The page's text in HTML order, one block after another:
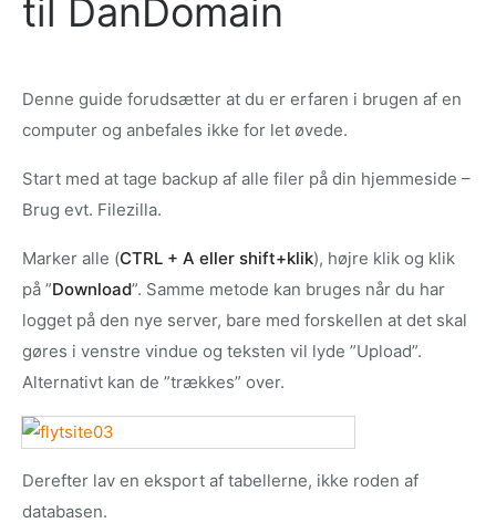
til DanDomain
Denne guide forudsætter at du er erfaren i brugen af en
computer og anbefales ikke for let øvede.
Start med at tage backup af alle filer på din hjemmeside –
Brug evt. Filezilla.
Marker alle (CTRL + A eller shift+klik), højre klik og klik
på ”Download”. Samme metode kan bruges når du har
logget på den nye server, bare med forskellen at det skal
gøres i venstre vindue og teksten vil lyde ”Upload”.
Alternativt kan de ”trækkes” over.
Derefter lav en eksport af tabellerne, ikke roden af
databasen.